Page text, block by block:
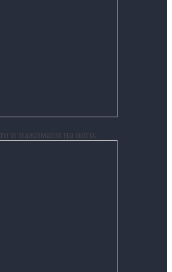
и нажимаем на него.